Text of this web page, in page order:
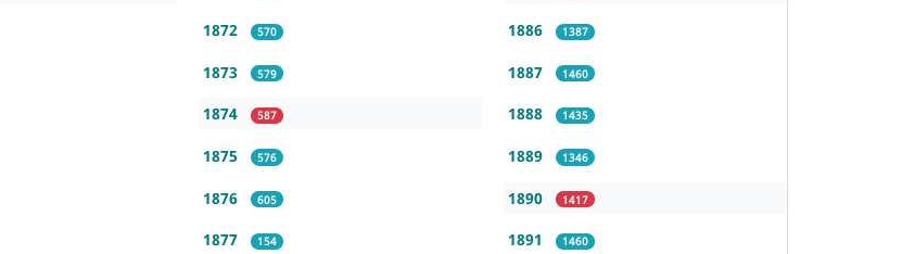
1872 570
1873 579
1874 587
1875 576
1876 605
1877 154
1886 1387
1887 1460
1888 1435
1889 1346
1890 1417
1891 1460